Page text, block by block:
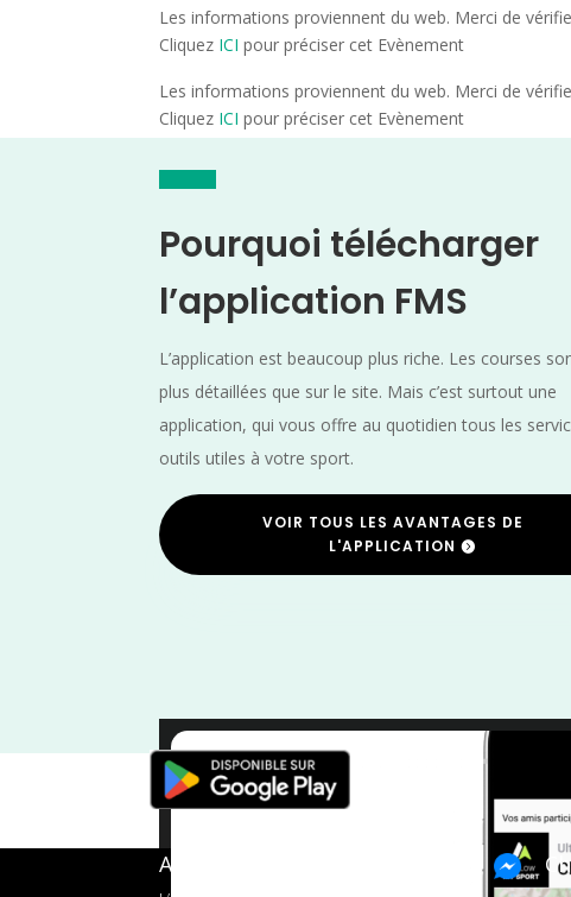
Les informations proviennent du web. Merci de
Cliquez ICI pour préciser cet Evènement
Les informations proviennent du web. Merci de
Cliquez ICI pour préciser cet Evènement
Pourquoi télécharger
l’application FMS
L’application est beaucoup plus riche. Les courses
plus détaillées que sur le site. Mais c’est surtout une
application, qui vous offre au quotidien tous les
outils utiles à votre sport.
VOIR TOUS LES AVANTAGES DE
L'APPLICATION
Haute
A propos de FMS